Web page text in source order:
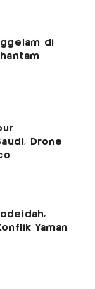
di
Drone
Yaman